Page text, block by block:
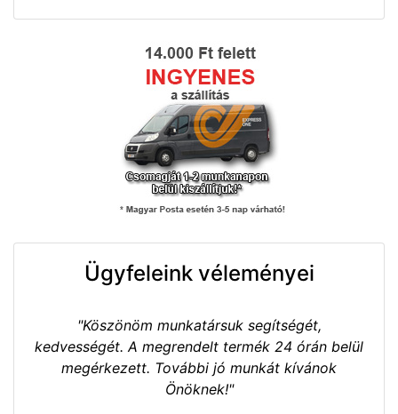
Ügyfeleink véleményei
"Köszönöm munkatársuk segítségét,
kedvességét. A megrendelt termék 24 órán belül
megérkezett. További jó munkát kívánok
Önöknek!"